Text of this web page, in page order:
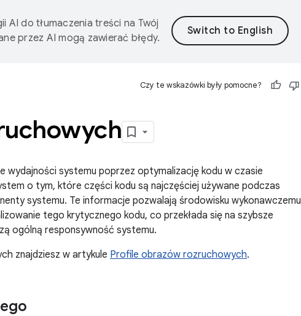
AI do tłumaczenia treści na Twój
przez AI mogą zawierać błędy.
Czy te wskazówki były pomocne?
wydajności systemu poprzez optymalizację kodu w czasie
o tym, które części kodu są najczęściej używane podczas
systemu. Te informacje pozwalają środowisku wykonawczemu
tego krytycznego kodu, co przekłada się na szybsze
ogólną responsywność systemu.
znajdziesz w artykule Profile obrazów rozruchowych.